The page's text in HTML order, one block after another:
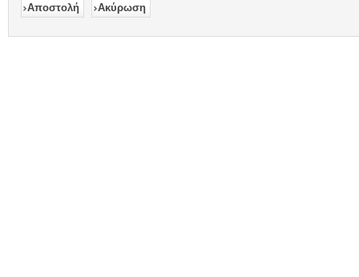
Αποστολή Ακύρωση